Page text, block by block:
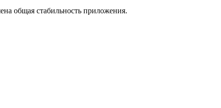
общая стабильность приложения.